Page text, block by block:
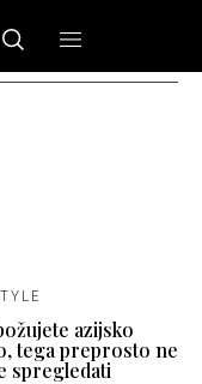
azijsko
tega preprosto ne
spregledati